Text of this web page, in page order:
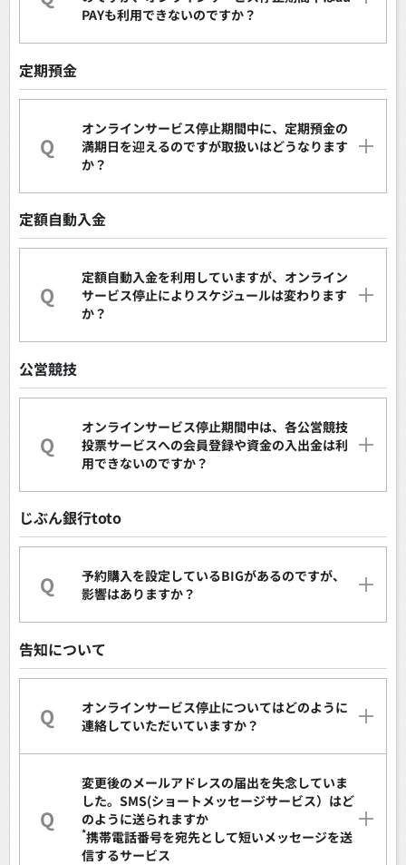
PAYも利用できないのですか？
定期預金
Q
オンラインサービス停止期間中に、定期預金の
満期日を迎えるのですが取扱いはどうなります
か？
定額自動入金
Q
定額自動入金を利用していますが、オンライン
サービス停止によりスケジュールは変わります
か？
公営競技
Q
オンラインサービス停止期間中は、各公営競技
投票サービスへの会員登録や資金の入出金は利
用できないのですか？
じぶん銀行toto
Q
予約購入を設定しているBIGがあるのですが、
影響はありますか？
告知について
Q
オンラインサービス停止についてはどのように
連絡していただいていますか？
Q
変更後のメールアドレスの届出を失念していま
した。SMS(ショートメッセージサービス）はど
のように送られますか
*携帯電話番号を宛先として短いメッセージを送
信するサービス